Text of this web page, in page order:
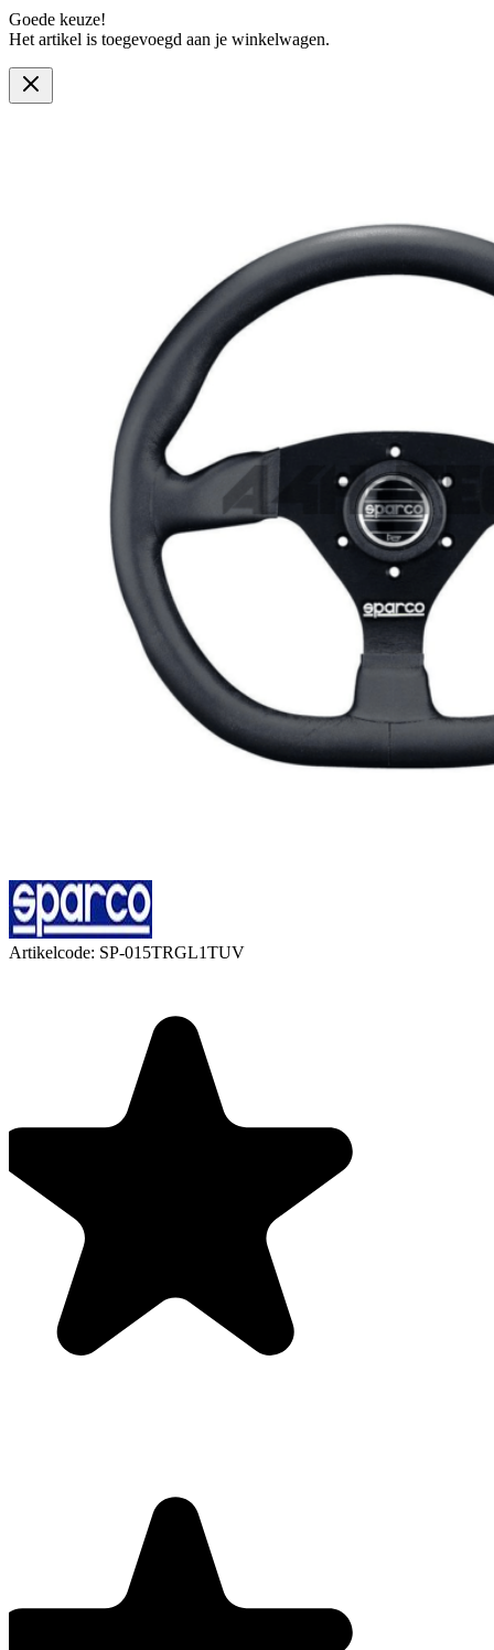
Goede keuze!
Het artikel is toegevoegd aan je winkelwagen.
Artikelcode: SP-015TRGL1TUV